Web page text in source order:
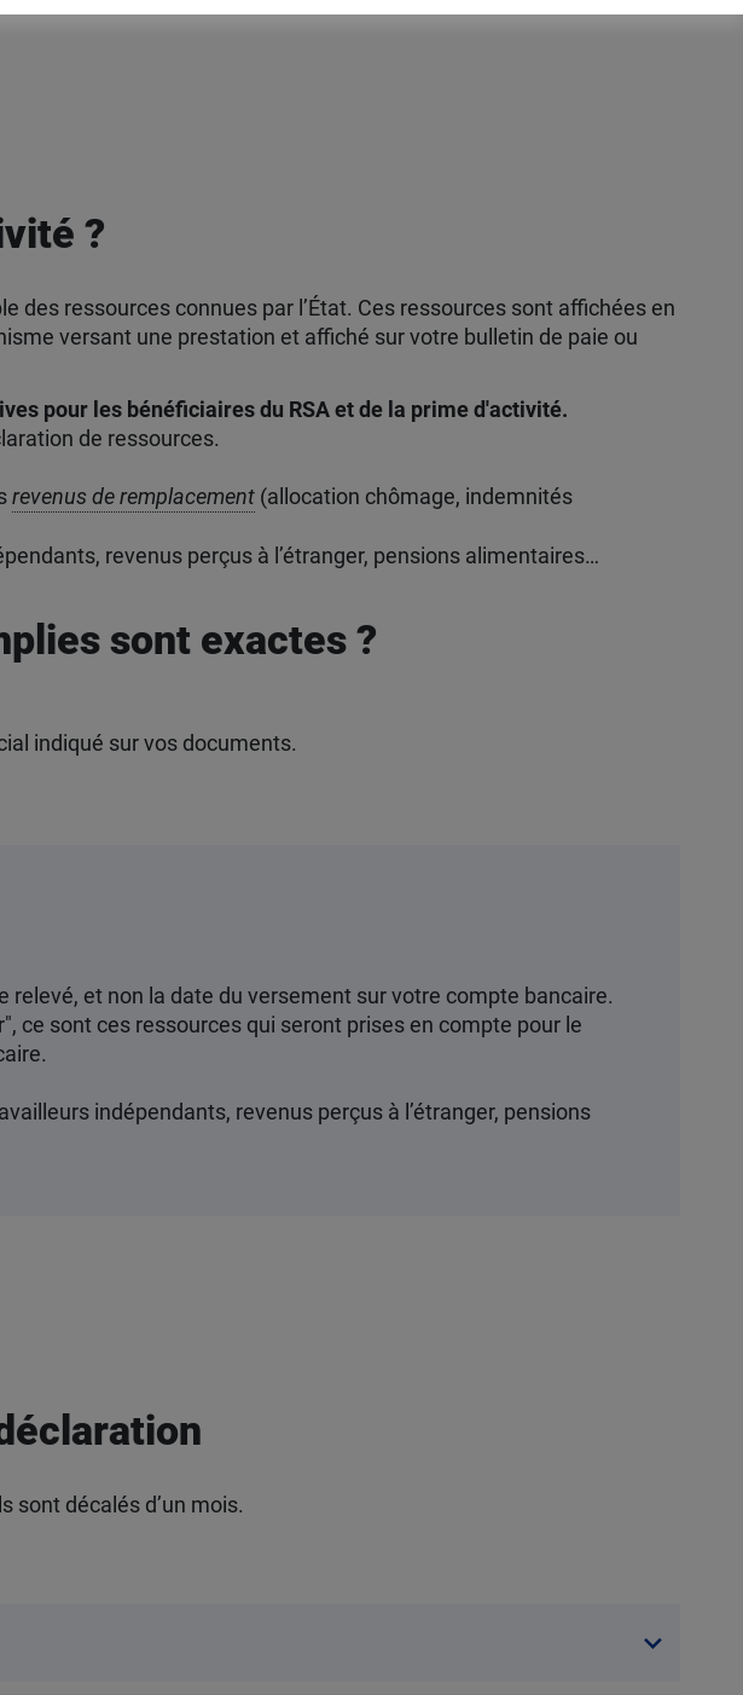
?
des ressources connues par l’État. Ces ressources sont affichées en
versant une prestation et affiché sur votre bulletin de paie ou
pour les bénéficiaires du RSA et de la prime d'activité.
de ressources.
revenus de remplacement (allocation chômage, indemnités
revenus perçus à l’étranger, pensions alimentaires…
sont exactes ?
indiqué sur vos documents.
et non la date du versement sur votre compte bancaire.
ce sont ces ressources qui seront prises en compte pour le
indépendants, revenus perçus à l’étranger, pensions
sont décalés d’un mois.